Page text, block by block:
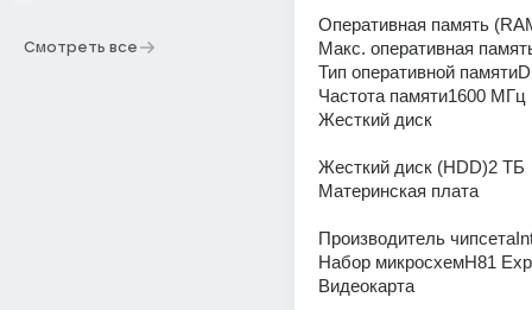
Смотреть все
Оперативная память
Макс. оперативная
Тип оперативной
Частота памяти1600 МГц
Жесткий диск
Жесткий диск (HDD)2 ТБ
Материнская плата
Производитель
Набор микросхемH81
Видеокарта